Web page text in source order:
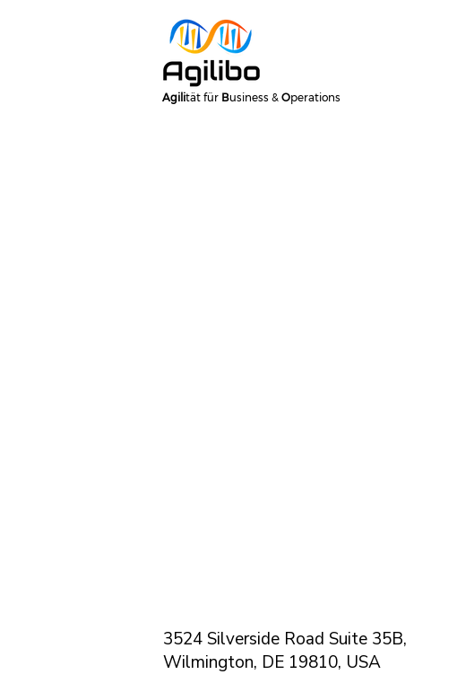
Agilität für Business & Operations
3524 Silverside Road Suite 35B,
Wilmington, DE 19810, USA